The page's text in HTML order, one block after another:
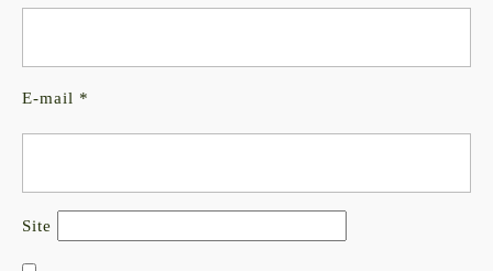
E-mail *
Site